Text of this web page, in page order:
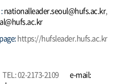
nationalleader.seoul@hufs.ac.kr,
https://hufsleader.hufs.ac.kr
TEL: 02-2173-2109
e-mail: